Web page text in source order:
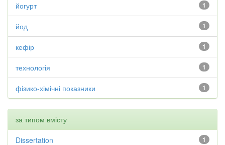
1
йогурт
1
йод
1
кефір
1
технологія
1
фізико-хімічні показники
за типом вмісту
1
Dissertation